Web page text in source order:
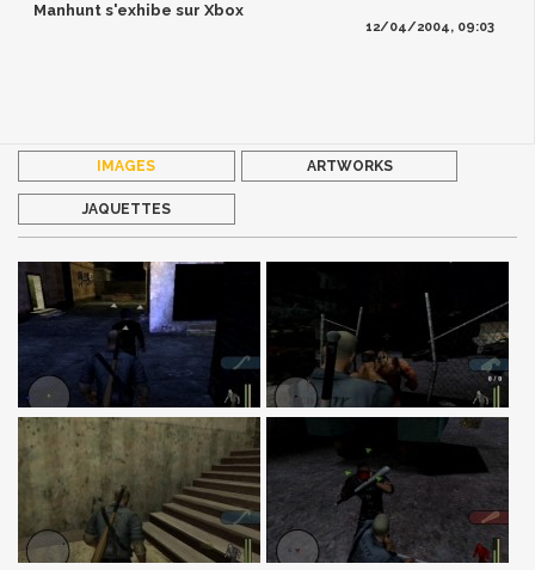
Manhunt s'exhibe sur Xbox
12/04/2004, 09:03
IMAGES ARTWORKS
JAQUETTES